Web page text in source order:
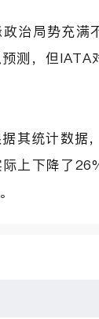
治局势充满
测，但IATA
其统计数据
上下降了